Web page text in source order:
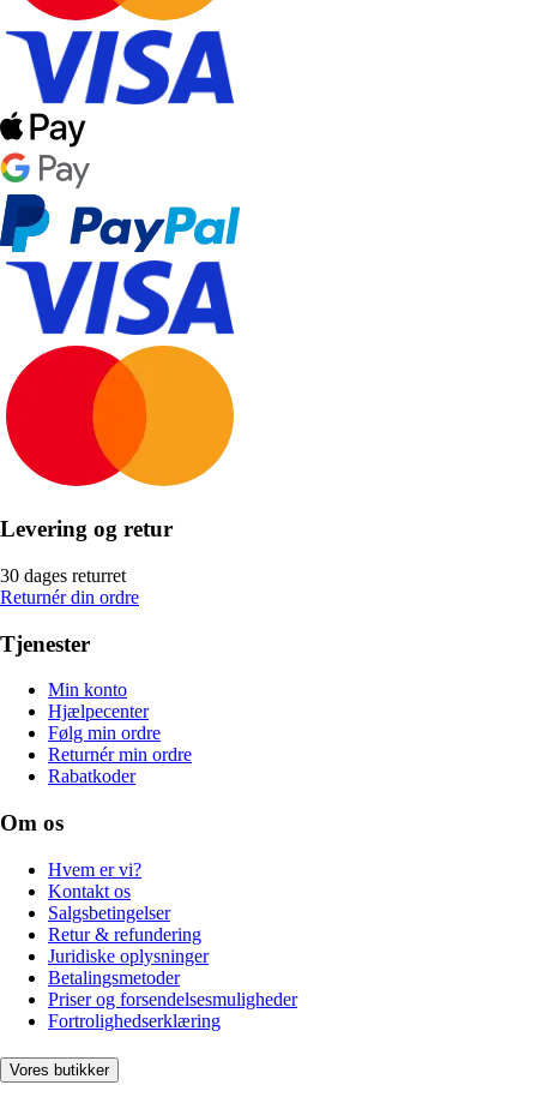
Levering og retur
30 dages returret
Returnér din ordre
Tjenester
Min konto
Hjælpecenter
Følg min ordre
Returnér min ordre
Rabatkoder
Om os
Hvem er vi?
Kontakt os
Salgsbetingelser
Retur & refundering
Juridiske oplysninger
Betalingsmetoder
Priser og forsendelsesmuligheder
Fortrolighedserklæring
Vores butikker